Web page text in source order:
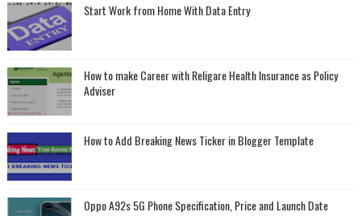
Start Work from Home With Data Entry
How to make Career with Religare Health Insurance as Policy
Adviser
How to Add Breaking News Ticker in Blogger Template
Oppo A92s 5G Phone Specification, Price and Launch Date